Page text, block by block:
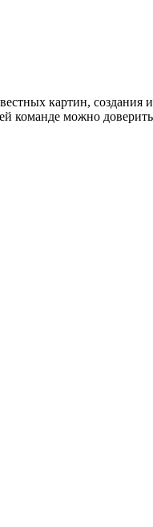
картин,
можно